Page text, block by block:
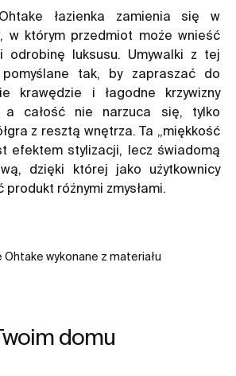
łazienka zamienia się w
w którym przedmiot może wnieść
odrobinę luksusu. Umywalki z tej
pomyślane tak, by zapraszać do
krawędzie i łagodne krzywizny
a całość nie narzuca się, tylko
z resztą wnętrza. Ta „miękkość
efektem stylizacji, lecz świadomą
dzięki której jako użytkownicy
różnymi zmysłami.
domu
wykonane z materiału